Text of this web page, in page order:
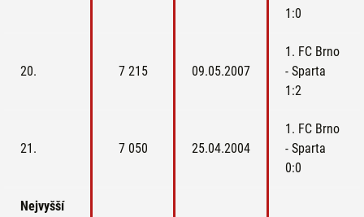
1:0
20. 7 215 09.05.2007
1. FC Brno
- Sparta
1:2
21. 7 050 25.04.2004
1. FC Brno
- Sparta
0:0
Nejvyšší